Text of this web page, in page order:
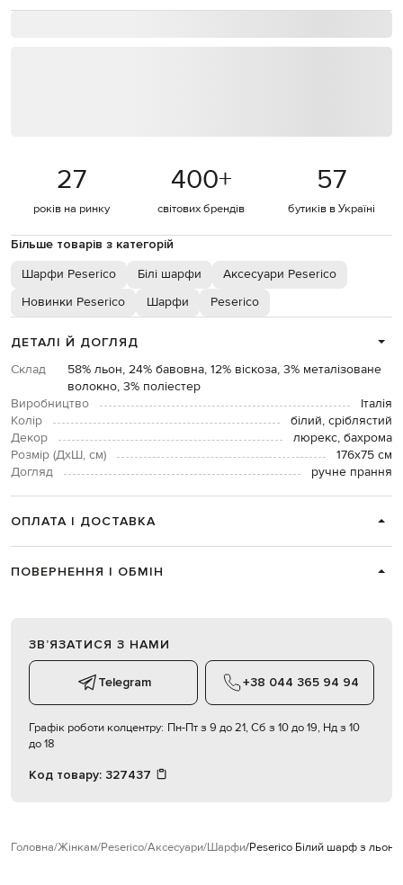
27
років на ринку
400+
світових брендів
57
бутиків в Україні
Більше товарів з категорій
Шарфи Peserico Білі шарфи
Аксесуари Peserico
Новинки Peserico
Шарфи Peserico
ДЕТАЛІ Й ДОГЛЯД
Склад
58% льон, 24% бавовна, 12% віскоза, 3% металізоване
волокно, 3% поліестер
Виробництво
Італія
Колір
білий, сріблястий
Декор
люрекс, бахрома
Розмір (ДхШ, см)
176х75 см
Догляд
ручне прання
ОПЛАТА І ДОСТАВКА
ПОВЕРНЕННЯ І ОБМІН
ЗВʼЯЗАТИСЯ З НАМИ
Telegram +38 044 365 94 94
Графік роботи колцентру: Пн-Пт з 9 до 21, Сб з 10 до 19, Нд з 10
до 18
Код товару: 327437
Головна Жінкам Peserico Аксесуари Шарфи Peserico Білий шарф з